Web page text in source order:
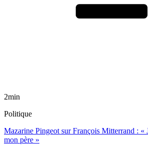
2min
Politique
Mazarine Pingeot sur François Mitterrand : «
mon père »